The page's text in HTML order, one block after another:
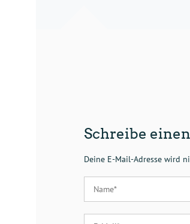
Schreibe
Deine E-Mail-Adresse wird